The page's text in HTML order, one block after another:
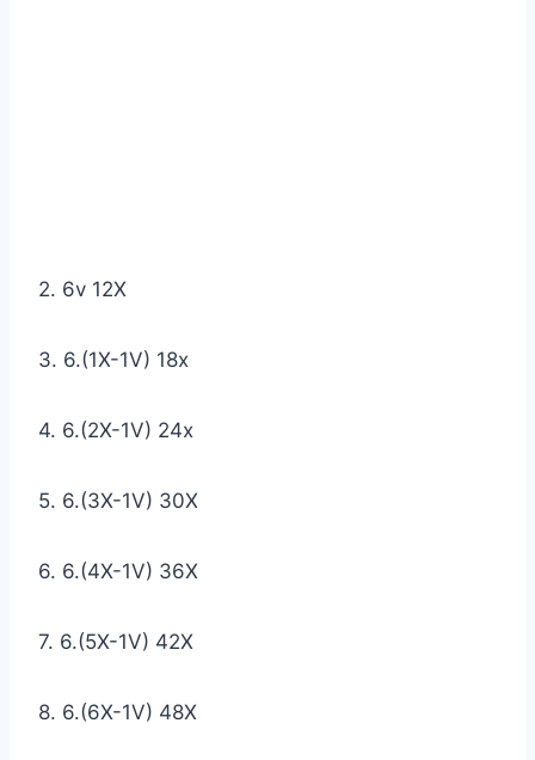
2. 6v 12X
3. 6.(1X-1V) 18x
4. 6.(2X-1V) 24x
5. 6.(3X-1V) 30X
6. 6.(4X-1V) 36X
7. 6.(5X-1V) 42X
8. 6.(6X-1V) 48X